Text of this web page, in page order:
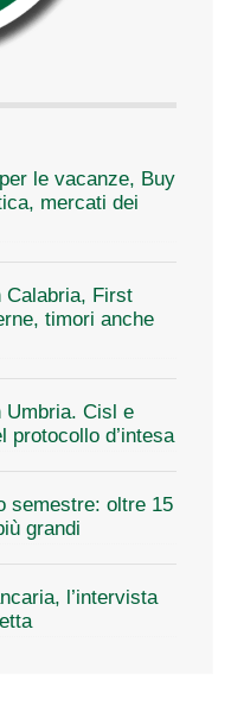
le vacanze, Buy
mercati dei
Calabria, First
timori anche
Umbria. Cisl e
protocollo d’intesa
semestre: oltre 15
grandi
l’intervista